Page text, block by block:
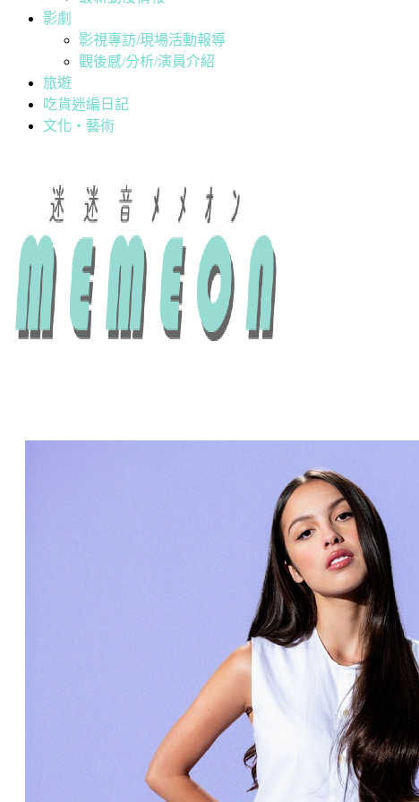
影劇
影視專訪/現場活動報導
觀後感/分析/演員介紹
旅遊
吃貨迷編日記
文化・藝術